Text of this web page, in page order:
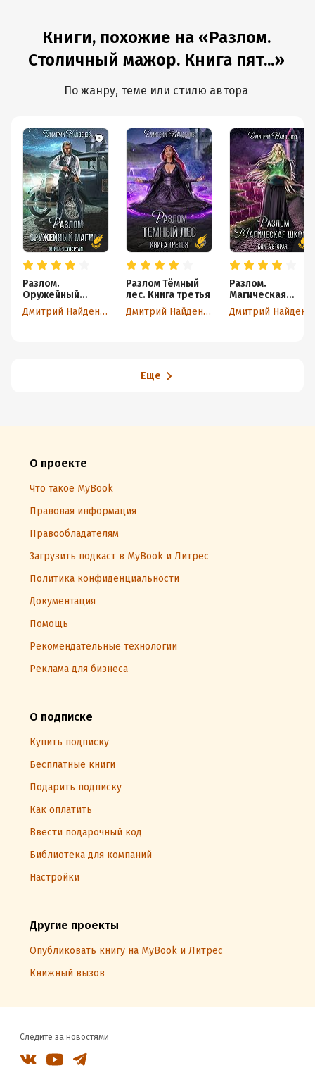
Книги, похожие на «Разлом.
Столичный мажор. Книга пят...»
По жанру, теме или стилю автора
Разлом.
Оружейный
магнат. Книга
четвёртая
Дмитрий Найденов
Разлом Тёмный
лес. Книга третья
Дмитрий Найденов
Разлом.
Магическая
школа. Книга
вторая
Еще
О проекте
Что такое MyBook
Правовая информация
Правообладателям
Загрузить подкаст в MyBook и Литрес
Политика конфиденциальности
Документация
Помощь
Рекомендательные технологии
Реклама для бизнеса
О подписке
Купить подписку
Бесплатные книги
Подарить подписку
Как оплатить
Ввести подарочный код
Библиотека для компаний
Настройки
Другие проекты
Опубликовать книгу на MyBook и Литрес
Книжный вызов
Следите за новостями